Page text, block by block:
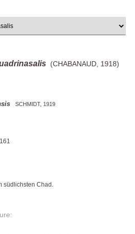
(CHABANAUD, 1918)
SCHMIDT, 1919
südlichsten Chad.